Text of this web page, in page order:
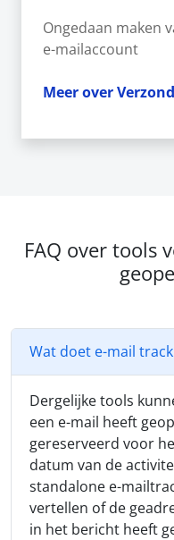
Ongedaan maken
e-mailaccount
Meer over
FAQ over tools
Wat doet e-mail
Dergelijke tools
een e-mail heeft
gereserveerd voor
datum van de
standalone e-
vertellen of de
in het bericht heeft